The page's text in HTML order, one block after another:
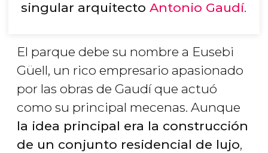
singular arquitecto Antonio Gaudí.
El parque debe su nombre a Eusebi
Güell, un rico empresario apasionado
por las obras de Gaudí que actuó
como su principal mecenas. Aunque
la idea principal era la construcción
de un conjunto residencial de lujo,